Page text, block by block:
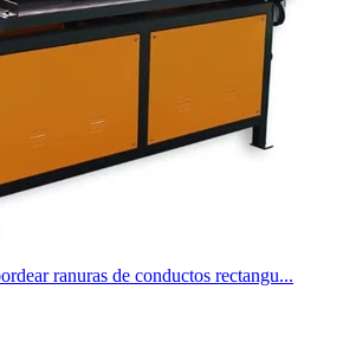
ranuras de conductos rectangu...